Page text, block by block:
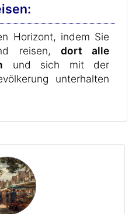
Horizont, indem Sie
reisen, dort alle
und sich mit der
unterhalten